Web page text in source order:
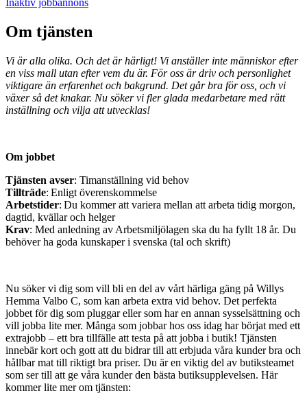
Inaktiv jobbannons
Om tjänsten
Vi är alla olika. Och det är härligt! Vi anställer inte människor efter
en viss mall utan efter vem du är. För oss är driv och personlighet
viktigare än erfarenhet och bakgrund. Det går bra för oss, och vi
växer så det knakar. Nu söker vi fler glada medarbetare med rätt
inställning och vilja att utvecklas!
Om jobbet
Tjänsten avser: Timanställning vid behov
Tillträde: Enligt överenskommelse
Arbetstider: Du kommer att variera mellan att arbeta tidig morgon,
dagtid, kvällar och helger
Krav: Med anledning av Arbetsmiljölagen ska du ha fyllt 18 år. Du
behöver ha goda kunskaper i svenska (tal och skrift)
Nu söker vi dig som vill bli en del av vårt härliga gäng på Willys
Hemma Valbo C, som kan arbeta extra vid behov. Det perfekta
jobbet för dig som pluggar eller som har en annan sysselsättning och
vill jobba lite mer. Många som jobbar hos oss idag har börjat med ett
extrajobb – ett bra tillfälle att testa på att jobba i butik! Tjänsten
innebär kort och gott att du bidrar till att erbjuda våra kunder bra och
hållbar mat till riktigt bra priser. Du är en viktig del av butiksteamet
som ser till att ge våra kunder den bästa butiksupplevelsen. Här
kommer lite mer om tjänsten: